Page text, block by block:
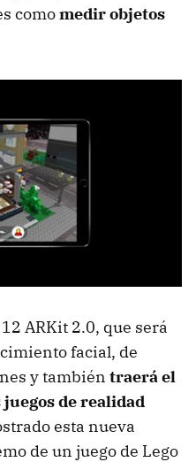
comomedir objetos
ARKit 2.0, que será
facial, de
y también traerá el
de realidad
esta nueva
de un juego de Lego